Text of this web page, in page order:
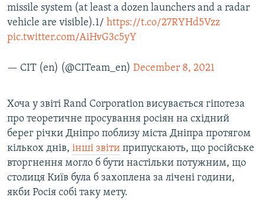
missile system (at least a dozen launchers and a radar
vehicle are visible).1/ https://t.co/27RYHd5Vzz
pic.twitter.com/AiHvG3c5yY
— CIT (en) (@CITeam_en) December 8, 2021
Хоча у звіті Rand Corporation висувається гіпотеза
про теоретичне просування росіян на східний
берег річки Дніпро поблизу міста Дніпра протягом
кількох днів, інші звіти припускають, що російське
вторгнення могло б бути настільки потужним, що
столиця Київ була б захоплена за лічені години,
якби Росія собі таку мету.